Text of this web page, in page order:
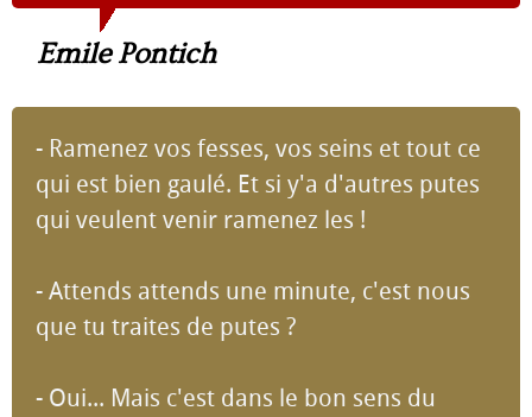
Emile Pontich
- Ramenez vos fesses, vos seins et tout ce
qui est bien gaulé. Et si y'a d'autres putes
qui veulent venir ramenez les !
- Attends attends une minute, c'est nous
que tu traites de putes ?
- Oui... Mais c'est dans le bon sens du